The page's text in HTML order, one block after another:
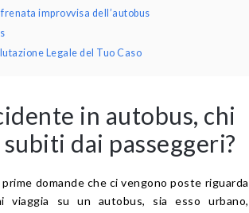
improvvisa dell’autobus
Legale del Tuo Caso
in autobus, chi
dai passeggeri?
domande che ci vengono poste riguarda
viaggia su un autobus, sia esso urbano,